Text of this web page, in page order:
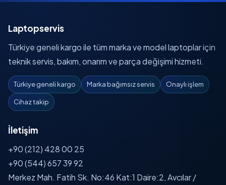
Laptopservis
Türkiye geneli kargo ile tüm marka ve model laptoplar için
teknik servis, bakım, onarım ve parça değişimi hizmeti.
Türkiye geneli kargo Marka bağımsız servis Onaylı işlem
Cihaz takip
İletişim
+90 (212) 428 00 25
+90 (544) 657 39 92
Merkez Mah. Fatih Sk. No:46 Kat:1 Daire:2, Avcılar /